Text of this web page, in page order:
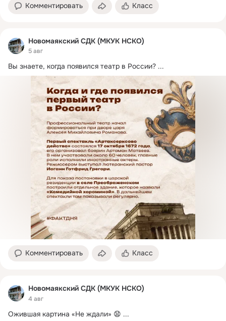
Комментировать Класс
Новомаякский СДК (МКУК НСКО)
5 авг
Вы знаете, когда появился театр в России? ...
Комментировать Класс
Новомаякский СДК (МКУК НСКО)
4 авг
Ожившая картина «Не ждали» 😧 ...